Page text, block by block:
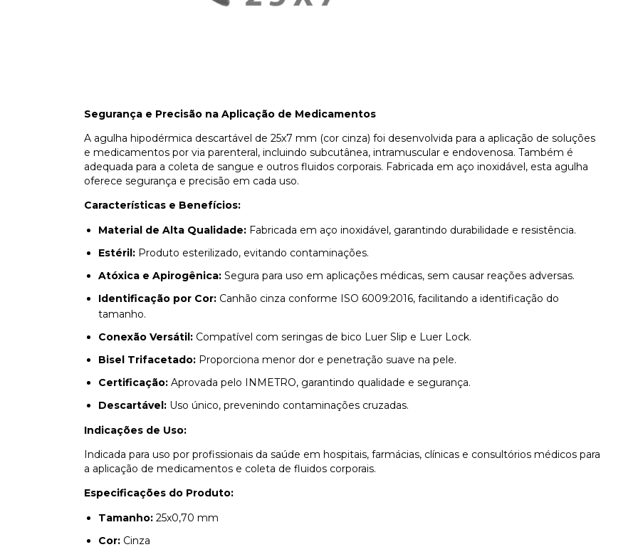
Segurança e Precisão na Aplicação de Medicamentos
A agulha hipodérmica descartável de 25x7 mm (cor cinza) foi desenvolvida para a aplicação de soluções
e medicamentos por via parenteral, incluindo subcutânea, intramuscular e endovenosa. Também é
adequada para a coleta de sangue e outros fluidos corporais. Fabricada em aço inoxidável, esta agulha
oferece segurança e precisão em cada uso.
Características e Benefícios:
Material de Alta Qualidade: Fabricada em aço inoxidável, garantindo durabilidade e resistência.
Estéril: Produto esterilizado, evitando contaminações.
Atóxica e Apirogênica: Segura para uso em aplicações médicas, sem causar reações adversas.
Identificação por Cor: Canhão cinza conforme ISO 6009:2016, facilitando a identificação do
tamanho.
Conexão Versátil: Compatível com seringas de bico Luer Slip e Luer Lock.
Bisel Trifacetado: Proporciona menor dor e penetração suave na pele.
Certificação: Aprovada pelo INMETRO, garantindo qualidade e segurança.
Descartável: Uso único, prevenindo contaminações cruzadas.
Indicações de Uso:
Indicada para uso por profissionais da saúde em hospitais, farmácias, clínicas e consultórios médicos para
a aplicação de medicamentos e coleta de fluidos corporais.
Especificações do Produto:
Tamanho: 25x0,70 mm
Cor: Cinza